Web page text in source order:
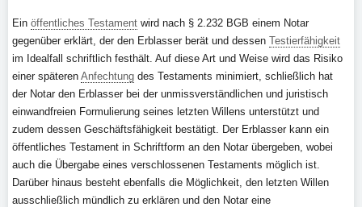
Ein öffentliches Testament wird nach § 2.232 BGB einem Notar
gegenüber erklärt, der den Erblasser berät und dessen Testierfähigkeit
im Idealfall schriftlich festhält. Auf diese Art und Weise wird das Risiko
einer späteren Anfechtung des Testaments minimiert, schließlich hat
der Notar den Erblasser bei der unmissverständlichen und juristisch
einwandfreien Formulierung seines letzten Willens unterstützt und
zudem dessen Geschäftsfähigkeit bestätigt. Der Erblasser kann ein
öffentliches Testament in Schriftform an den Notar übergeben, wobei
auch die Übergabe eines verschlossenen Testaments möglich ist.
Darüber hinaus besteht ebenfalls die Möglichkeit, den letzten Willen
ausschließlich mündlich zu erklären und den Notar eine